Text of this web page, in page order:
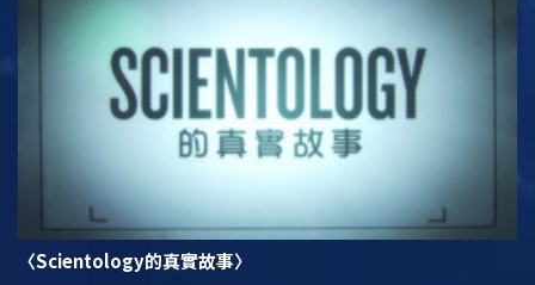
〈Scientology的真實故事〉